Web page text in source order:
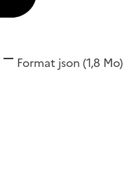
Format json (1,8 Mo)